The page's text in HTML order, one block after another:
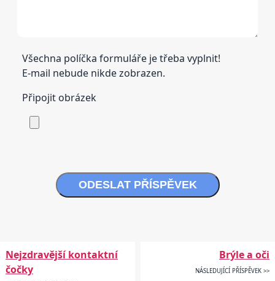
Všechna políčka formuláře je třeba vyplnit!
E-mail nebude nikde zobrazen.
Připojit obrázek
ODESLAT PŘÍSPĚVEK
Nejzdravější kontaktní
čočky
Brýle a oči
NÁSLEDUJÍCÍ PŘÍSPĚVEK >>